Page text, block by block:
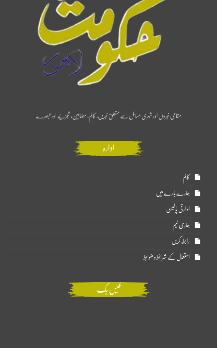
مقامی خبروں اور شہری مسائل سے متعلق خبریں، کالم، مضامین، تجزیے اور تبصرے
ادارہ
کالم
ہمارے بارے میں
ادارتی پالیسی
ہماری ٹیم
رابطہ کریں
استعمال کے شرائط و ضوابط
فیس بک